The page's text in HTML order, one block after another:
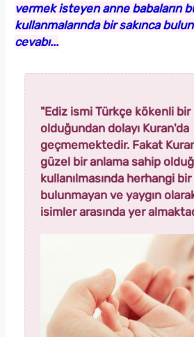
vermek isteyen anne babaların
kullanmalarında bir sakınca
cevabı...
"Ediz ismi Türkçe kökenli bir
olduğundan dolayı Kuran'da
geçmemektedir. Fakat
güzel bir anlama sahip
kullanılmasında herhangi bir
bulunmayan ve yaygın
isimler arasında yer